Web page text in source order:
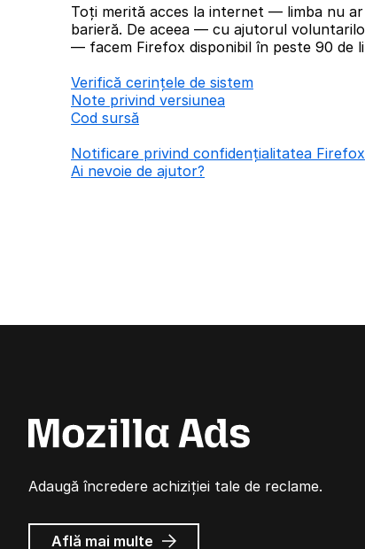
Toți merită acces la internet — limba nu
barieră. De aceea — cu ajutorul
— facem Firefox disponibil în peste 90 de
Verifică cerințele de sistem
Note privind versiunea
Cod sursă
Notificare privind confidențialitatea Firefox
Ai nevoie de ajutor?
Adaugă încredere achiziției tale de reclame.
Află mai multe despre